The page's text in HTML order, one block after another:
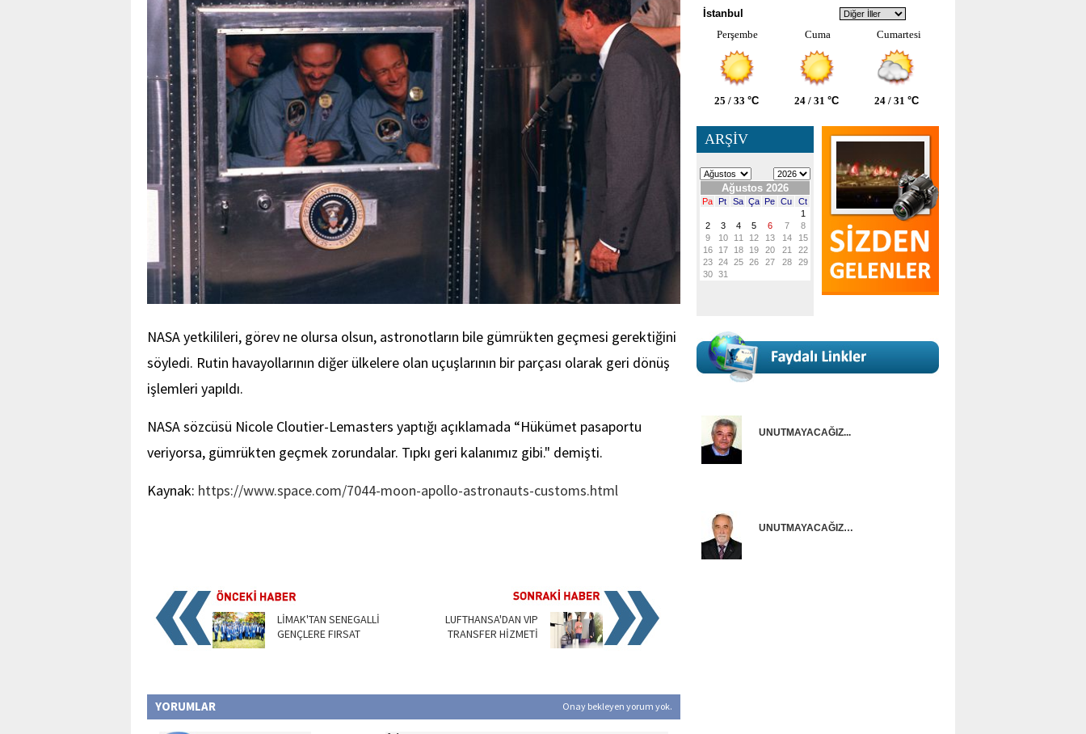
NASA yetkilileri, görev ne olursa olsun, astronotların bile gümrükten geçmesi gerektiğini
söyledi. Rutin havayollarının diğer ülkelere olan uçuşlarının bir parçası olarak geri dönüş
işlemleri yapıldı.
NASA sözcüsü Nicole Cloutier-Lemasters yaptığı açıklamada “Hükümet pasaportu
veriyorsa, gümrükten geçmek zorundalar. Tıpkı geri kalanımız gibi." demişti.
Kaynak: https://www.space.com/7044-moon-apollo-astronauts-customs.html
LİMAK'TAN SENEGALLİ
GENÇLERE FIRSAT
LUFTHANSA'DAN VIP
TRANSFER HİZMETİ
YORUMLAR Onay bekleyen yorum yok.
İstanbul
Perşembe
Cuma Cumartesi
25 / 33 °C 24 / 31 °C 24 / 31 °C
ARŞİV
UNUTMAYACAĞIZ...
UNUTMAYACAĞIZ…